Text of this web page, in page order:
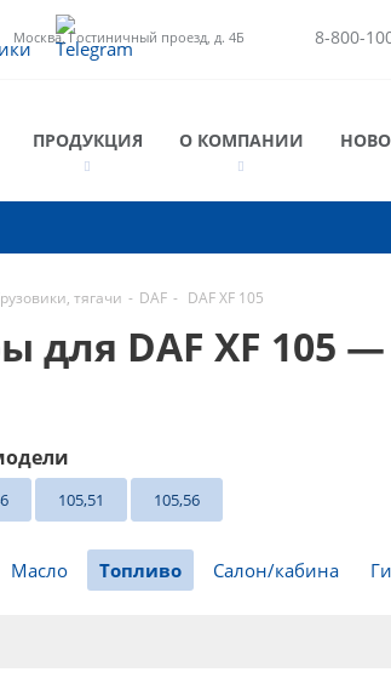
Москва, Гостиничный проезд, д. 4Б 8-800-
ПРОДУКЦИЯ О КОМПАНИИ
тягачи - DAF - DAF XF 105
для DAF XF 105
105,51 105,56
Масло Топливо Салон/кабина